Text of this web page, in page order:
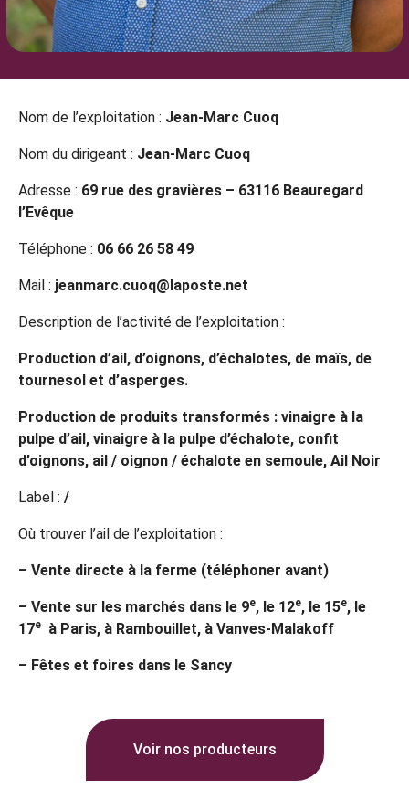
Nom de l’exploitation : Jean-Marc Cuoq
Nom du dirigeant : Jean-Marc Cuoq
Adresse : 69 rue des gravières – 63116 Beauregard
l’Evêque
Téléphone : 06 66 26 58 49
Mail : jeanmarc.cuoq@laposte.net
Description de l’activité de l’exploitation :
Production d’ail, d’oignons, d’échalotes, de maïs, de
tournesol et d’asperges.
Production de produits transformés : vinaigre à la
pulpe d’ail, vinaigre à la pulpe d’échalote, confit
d’oignons, ail / oignon / échalote en semoule, Ail Noir
Label : /
Où trouver l’ail de l’exploitation :
– Vente directe à la ferme (téléphoner avant)
– Vente sur les marchés dans le 9e, le 12e, le 15e, le
17e à Paris, à Rambouillet, à Vanves-Malakoff
– Fêtes et foires dans le Sancy
Voir nos producteurs